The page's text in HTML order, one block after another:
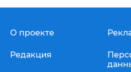
О проекте
Редакция